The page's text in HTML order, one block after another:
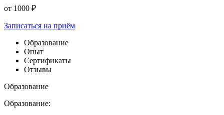
от 1000 ₽
Записаться на приём
Образование
Опыт
Сертификаты
Отзывы
Образование
Образование: